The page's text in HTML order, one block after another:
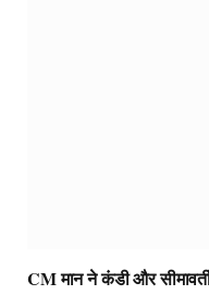
CM मान ने कंडी और